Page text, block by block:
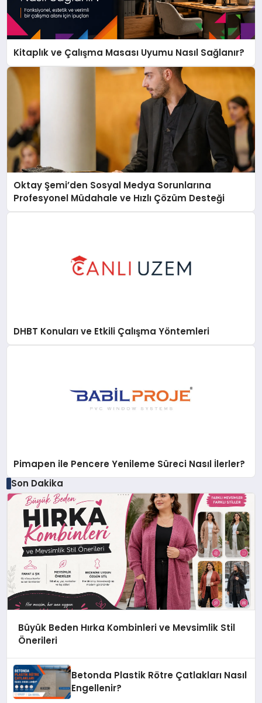
Kitaplık ve Çalışma Masası Uyumu Nasıl Sağlanır?
Oktay Şemi’den Sosyal Medya Sorunlarına
Profesyonel Müdahale ve Hızlı Çözüm Desteği
DHBT Konuları ve Etkili Çalışma Yöntemleri
Pimapen ile Pencere Yenileme Süreci Nasıl İlerler?
Son Dakika
Büyük Beden Hırka Kombinleri ve Mevsimlik Stil
Önerileri
Betonda Plastik Rötre Çatlakları Nasıl
Engellenir?